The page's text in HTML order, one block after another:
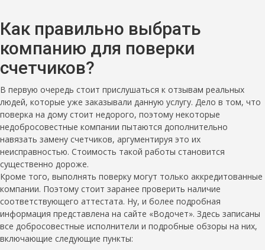
Как правильно выбрать
компанию для поверки
счетчиков?
В первую очередь стоит прислушаться к отзывам реальных
людей, которые уже заказывали данную услугу. Дело в том, что
поверка на дому стоит недорого, поэтому некоторые
недобросовестные компании пытаются дополнительно
навязать замену счетчиков, аргументируя это их
неисправностью. Стоимость такой работы становится
существенно дороже.
Кроме того, выполнять поверку могут только аккредитованные
компании. Поэтому стоит заранее проверить наличие
соответствующего аттестата. Ну, и более подробная
информация представлена на сайте «Водочет». Здесь записаны
все добросовестные исполнители и подробные обзоры на них,
включающие следующие пункты: